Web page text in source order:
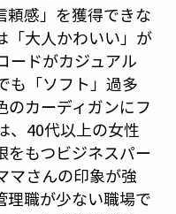
頼感」を獲得できな
「大人かわいい」が
ードがカジュアル
も「ソフト」過多
のカーディガンにフ
、40代以上の女性
をもつビジネスパー
マさんの印象が強
理職が少ない職場で